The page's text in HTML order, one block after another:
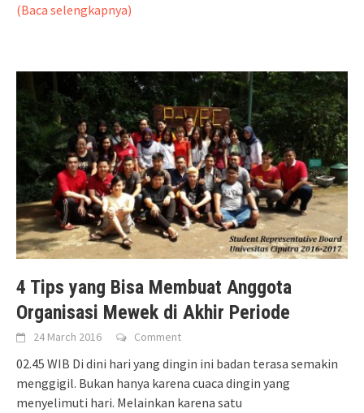
(Baca selengkapnya)
4 Tips yang Bisa Membuat Anggota
Organisasi Mewek di Akhir Periode
24 March 2016 Comment
02.45 WIB Di dini hari yang dingin ini badan terasa semakin
menggigil. Bukan hanya karena cuaca dingin yang
menyelimuti hari. Melainkan karena satu